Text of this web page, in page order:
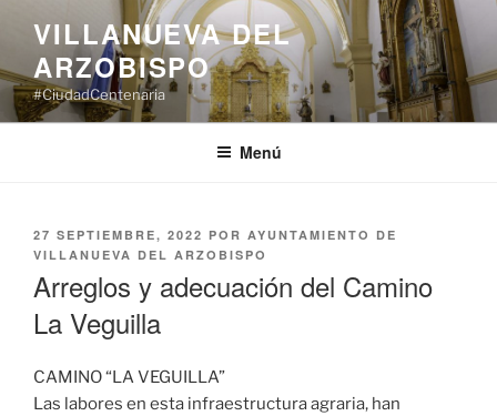
contenido
VILLANUEVA DEL
ARZOBISPO
#CiudadCentenaria
Menú
PUBLICADO
EL
27 SEPTIEMBRE, 2022 POR AYUNTAMIENTO DE
VILLANUEVA DEL ARZOBISPO
Arreglos y adecuación del Camino
La Veguilla
CAMINO “LA VEGUILLA”
Las labores en esta infraestructura agraria, han